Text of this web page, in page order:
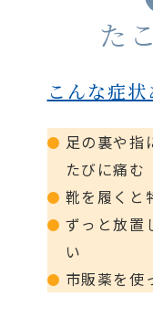
た
こんな症
足の裏や指
たびに痛む
靴を履くと
ずっと放置
い
市販薬を使